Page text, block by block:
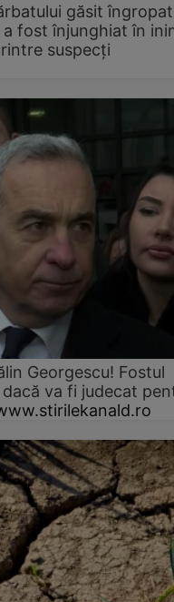
găsit
fost înjunghiat în
suspecți
Georgescu! Fostul
va fi judecat